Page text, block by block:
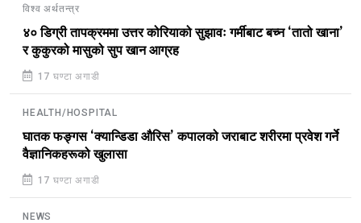
विश्व अर्थतन्त्र
४० डिग्री तापक्रममा उत्तर कोरियाको सुझावः गर्मीबाट बच्न ‘तातो खाना’
र कुकुरको मासुको सुप खान आग्रह
17 घण्टा अगाडी
HEALTH/HOSPITAL
घातक फङ्गस ‘क्यान्डिडा औरिस’ कपालको जराबाट शरीरमा प्रवेश गर्ने
वैज्ञानिकहरूको खुलासा
17 घण्टा अगाडी
NEWS